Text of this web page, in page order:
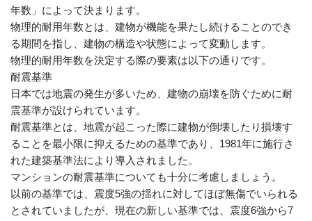
年数」によって決まります。
物理的耐用年数とは、建物が機能を果たし続けることのでき
る期間を指し、建物の構造や状態によって変動します。
物理的耐用年数を決定する際の要素は以下の通りです。
耐震基準
日本では地震の発生が多いため、建物の崩壊を防ぐために耐
震基準が設けられています。
耐震基準とは、地震が起こった際に建物が倒壊したり損壊す
ることを最小限に抑えるための基準であり、1981年に施行さ
れた建築基準法により導入されました。
マンションの耐震基準についても十分に考慮しましょう。
以前の基準では、震度5強の揺れに対してほぼ無傷でいられる
とされていましたが、現在の新しい基準では、震度6強から7